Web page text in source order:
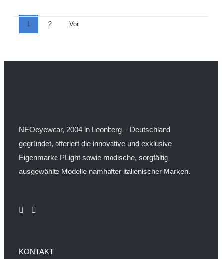
1 2 Vor
NEOeyewear, 2004 in Leonberg – Deutschland
gegründet, offeriert die innovative und exklusive
Eigenmarke PLight sowie modische, sorgfältig
ausgewählte Modelle namhafter italienischer Marken.
KONTAKT